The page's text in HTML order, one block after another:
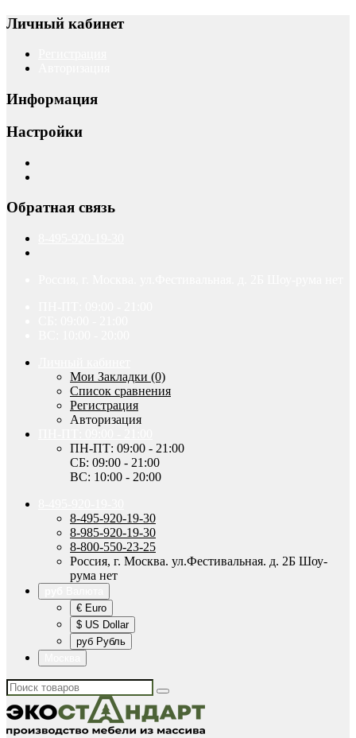
Личный кабинет
Информация
Настройки
Обратная связь
Мои Закладки (0)
Список сравнения
Регистрация
Авторизация
ПН-ПТ: 09:00 - 21:00
СБ: 09:00 - 21:00
ВС: 10:00 - 20:00
8-495-920-19-30
8-985-920-19-30
8-800-550-23-25
Россия, г. Москва. ул.Фестивальная. д. 2Б Шоу-
рума нет
€ Euro
$ US Dollar
руб Рубль